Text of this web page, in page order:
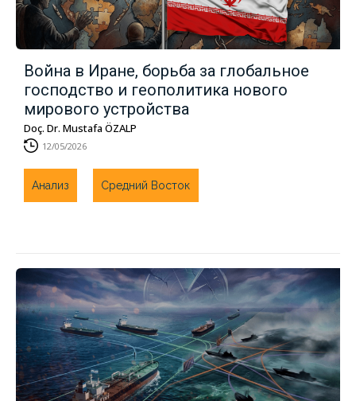
Война в Иране, борьба за глобальное
господство и геополитика нового
мирового устройства
Doç. Dr. Mustafa ÖZALP
12/05/2026
Анализ Средний Восток